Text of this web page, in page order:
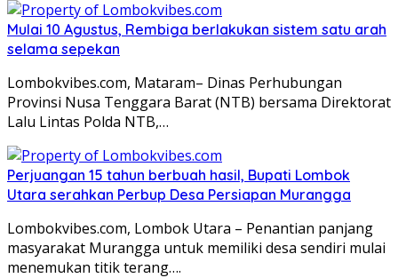
Mulai 10 Agustus, Rembiga berlakukan sistem satu arah
selama sepekan
Lombokvibes.com, Mataram– Dinas Perhubungan
Provinsi Nusa Tenggara Barat (NTB) bersama Direktorat
Lalu Lintas Polda NTB,…
Perjuangan 15 tahun berbuah hasil, Bupati Lombok
Utara serahkan Perbup Desa Persiapan Murangga
Lombokvibes.com, Lombok Utara – Penantian panjang
masyarakat Murangga untuk memiliki desa sendiri mulai
menemukan titik terang….